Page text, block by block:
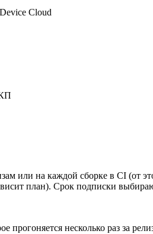
Cloud
или на каждой сборке в CI (от
план). Срок подписки
прогоняется несколько раз за